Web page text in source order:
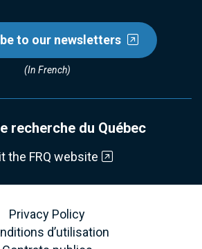
to our newsletters
(In French)
recherche du Québec
the FRQ website
Privacy Policy
d’utilisation